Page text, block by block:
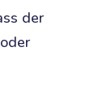
der